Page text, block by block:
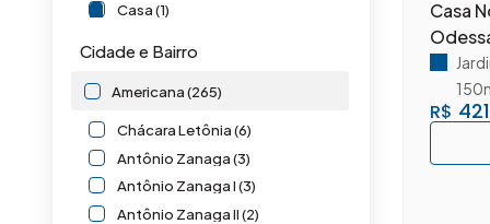
Casa (1)
Cidade e Bairro
Americana (265)
Chácara Letônia (6)
Antônio Zanaga (3)
Antônio Zanaga I (3)
Antônio Zanaga II (2)
Casa
R$